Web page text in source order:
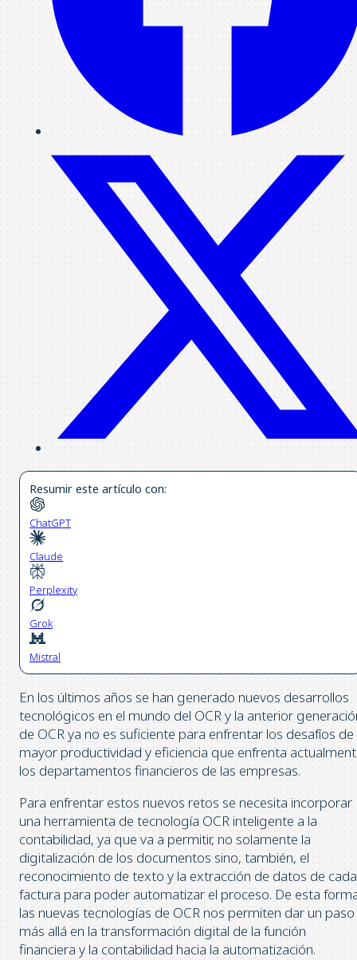
Resumir este artículo con:
ChatGPT
Claude
Perplexity
Grok
Mistral
En los últimos años se han generado nuevos desarrollos
tecnológicos en el mundo del OCR y la anterior
de OCR ya no es suficiente para enfrentar los desafíos de
mayor productividad y eficiencia que enfrenta
los departamentos financieros de las empresas.
Para enfrentar estos nuevos retos se necesita incorporar
una herramienta de tecnología OCR inteligente a la
contabilidad, ya que va a permitir, no solamente la
digitalización de los documentos sino, también, el
reconocimiento de texto y la extracción de datos de cada
factura para poder automatizar el proceso. De esta
las nuevas tecnologías de OCR nos permiten dar un paso
más allá en la transformación digital de la función
financiera y la contabilidad hacia la automatización.